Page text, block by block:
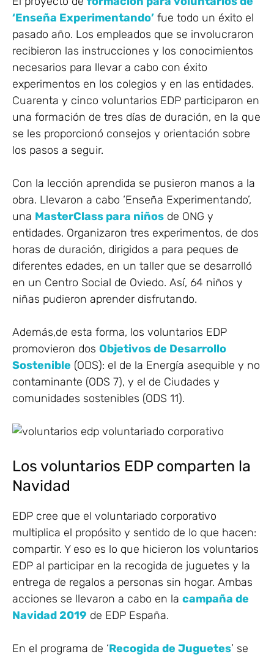
‘Enseña Experimentando’ fue todo un éxito el
pasado año. Los empleados que se involucraron
recibieron las instrucciones y los conocimientos
necesarios para llevar a cabo con éxito
experimentos en los colegios y en las entidades.
Cuarenta y cinco voluntarios EDP participaron en
una formación de tres días de duración, en la que
se les proporcionó consejos y orientación sobre
los pasos a seguir.
Con la lección aprendida se pusieron manos a la
obra. Llevaron a cabo ‘Enseña Experimentando’,
una MasterClass para niños de ONG y
entidades. Organizaron tres experimentos, de dos
horas de duración, dirigidos a para peques de
diferentes edades, en un taller que se desarrolló
en un Centro Social de Oviedo. Así, 64 niños y
niñas pudieron aprender disfrutando.
Además,de esta forma, los voluntarios EDP
promovieron dos Objetivos de Desarrollo
Sostenible (ODS): el de la Energía asequible y no
contaminante (ODS 7), y el de Ciudades y
comunidades sostenibles (ODS 11).
Los voluntarios EDP comparten la
Navidad
EDP cree que el voluntariado corporativo
multiplica el propósito y sentido de lo que hacen:
compartir. Y eso es lo que hicieron los voluntarios
EDP al participar en la recogida de juguetes y la
entrega de regalos a personas sin hogar. Ambas
acciones se llevaron a cabo en la campaña de
Navidad 2019 de EDP España.
En el programa de ‘Recogida de Juguetes’ se